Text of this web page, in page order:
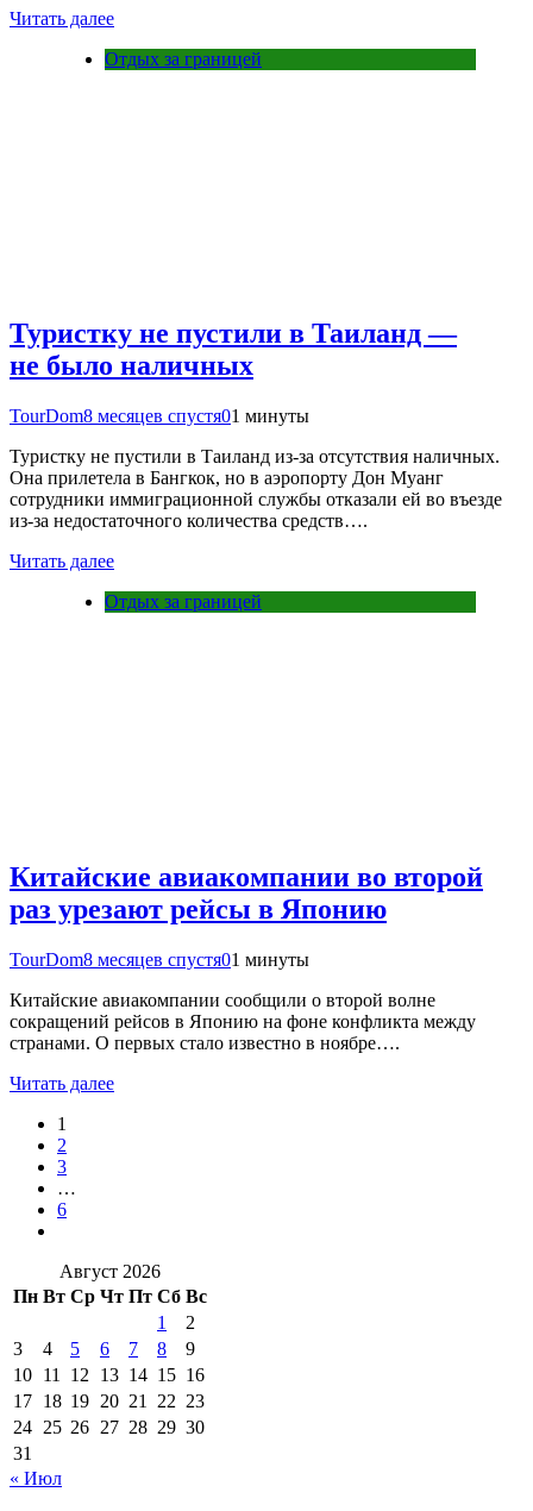
Читать далее
Отдых за границей
Туристку не пустили в Таиланд —
не было наличных
TourDom8 месяцев спустя01 минуты
Туристку не пустили в Таиланд из-за отсутствия наличных.
Она прилетела в Бангкок, но в аэропорту Дон Муанг
сотрудники иммиграционной службы отказали ей во въезде
из-за недостаточного количества средств….
Читать далее
Отдых за границей
Китайские авиакомпании во второй
раз урезают рейсы в Японию
TourDom8 месяцев спустя01 минуты
Китайские авиакомпании сообщили о второй волне
сокращений рейсов в Японию на фоне конфликта между
странами. О первых стало известно в ноябре….
Читать далее
1
2
3
…
6
Август 2026
Пн Вт Ср Чт Пт Сб Вс
1
2
3
4 5 6 7 8
9
10 11 12 13 14 15 16
17 18 19 20 21 22 23
24 25 26 27 28 29 30
31
« Июл